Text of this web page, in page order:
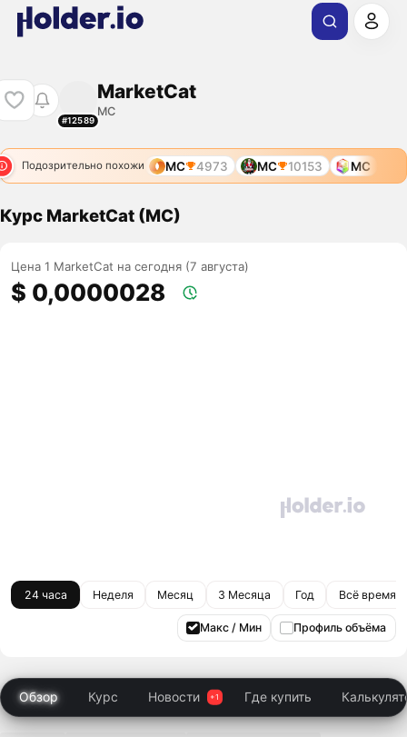
#12589
MarketCat
MC
Подозрительно похожи MC 4973 MC 10153 MC
Курс MarketCat (MC)
Цена 1 MarketCat на сегодня (7 августа)
$ 0,0000028
24 часа Неделя Месяц 3 Месяца Год Всё время
Макс / Мин Профиль объёма
Обзор Курс Новости Где купить